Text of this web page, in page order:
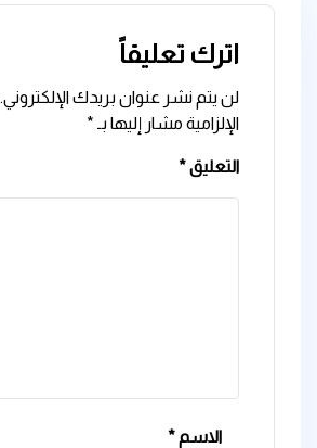
اترك تعليقاً
لن يتم نشر عنوان بريدك الإلكتروني.
الإلزامية مشار إليها بـ *
التعليق*
الاسم *